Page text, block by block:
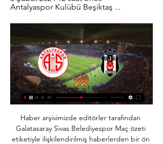
Antalyaspor Kulübü Beşiktaş ...
Haber arşivimizde editörler tarafından
Galatasaray Sivas Belediyespor Maç özeti
etiketiyle ilişkilendirilmiş haberlerden bir ön